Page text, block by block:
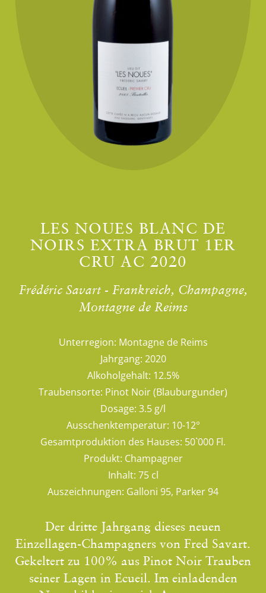
LES NOUES BLANC DE
NOIRS EXTRA BRUT 1ER
CRU AC 2020
Frédéric Savart - Frankreich, Champagne,
Montagne de Reims
Unterregion: Montagne de Reims
Jahrgang: 2020
Alkoholgehalt: 12.5%
Traubensorte: Pinot Noir (Blauburgunder)
Dosage: 3.5 g/l
Ausschenktemperatur: 10-12°
Gesamtproduktion des Hauses: 50`000 Fl.
Produkt: Champagner
Inhalt: 75 cl
Auszeichnungen: Galloni 95, Parker 94
Der dritte Jahrgang dieses neuen
Einzellagen-Champagners von Fred Savart.
Gekeltert zu 100% aus Pinot Noir Trauben
seiner Lagen in Ecueil. Im einladenden